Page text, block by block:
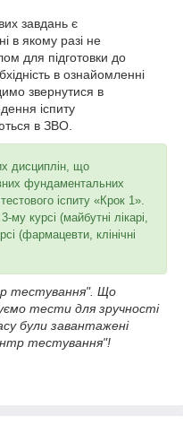
завдань є
в якому разі не
для підготовки до
в ознайомленні
звернутися в
іспиту
в ЗВО.
дисциплін, що
фундаментальних
іспиту «Крок 1».
курсі (майбутні лікарі,
(фармацевти, клінічні
тестування". Що
тести для зручності
були завантажені
тестування"!